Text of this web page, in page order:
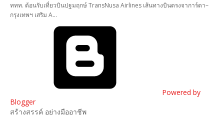
ททท. ต้อนรับเที่ยวบินปฐมฤกษ์ TransNusa Airlines เส้นทางบินตรงจาการ์ตา–
กรุงเทพฯ เสริม A…
Powered by
Blogger
สร้างสรรค์ อย่างมืออาชีพ